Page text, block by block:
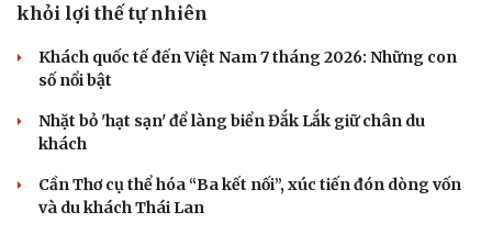
khỏi lợi thế tự nhiên
Khách quốc tế đến Việt Nam 7 tháng 2026: Những con
số nổi bật
Nhặt bỏ 'hạt sạn' để làng biển Đắk Lắk giữ chân du
khách
Cần Thơ cụ thể hóa “Ba kết nối”, xúc tiến đón dòng vốn
và du khách Thái Lan